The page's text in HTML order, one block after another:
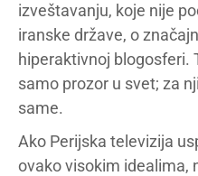
izveštavanju, koje nije
iranske države, o
hiperaktivnoj blogosferi.
samo prozor u svet; za
same.
Ako Perijska televizija
ovako visokim idealima,